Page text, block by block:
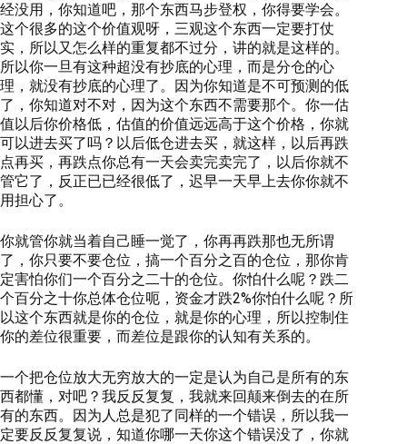
经没用，你知道吧，那个东西马步登权，你得要学会。
这个很多的这个价值观呀，三观这个东西一定要打仗
实，所以又怎么样的重复都不过分，讲的就是这样的。
所以你一旦有这种超没有抄底的心理，而是分仓的心
理，就没有抄底的心理了。因为你知道是不可预测的低
了，你知道对不对，因为这个东西不需要那个。你一估
值以后你价格低，估值的价值远远高于这个价格，你就
可以进去买了吗？以后低仓进去买，就这样，以后再跌
点再买，再跌点你总有一天会卖完卖完了，以后你就不
管它了，反正已已经很低了，迟早一天早上去你你就不
用担心了。
你就管你就当着自己睡一觉了，你再再跌那也无所谓
了，你只要不要仓位，搞一个百分之百的仓位，那你肯
定害怕你们一个百分之二十的仓位。你怕什么呢？跌二
个百分之十你总体仓位呃，资金才跌2%你怕什么呢？所
以这个东西就是你的仓位，就是你的心理，所以控制住
你的差位很重要，而差位是跟你的认知有关系的。
一个把仓位放大无穷放大的一定是认为自己是所有的东
西都懂，对吧？我反反复复，我就来回颠来倒去的在所
有的东西。因为人总是犯了同样的一个错误，所以我一
定要反反复复说，知道你哪一天你这个错误没了，你就